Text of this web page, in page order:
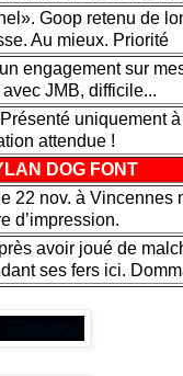
Goop retenu de
Au mieux. Priorité
engagement sur
JMB, difficile...
uniquement
attendue !
DOG FONT
22 nov. à Vincennes
d’impression.
avoir joué de
ses fers ici.